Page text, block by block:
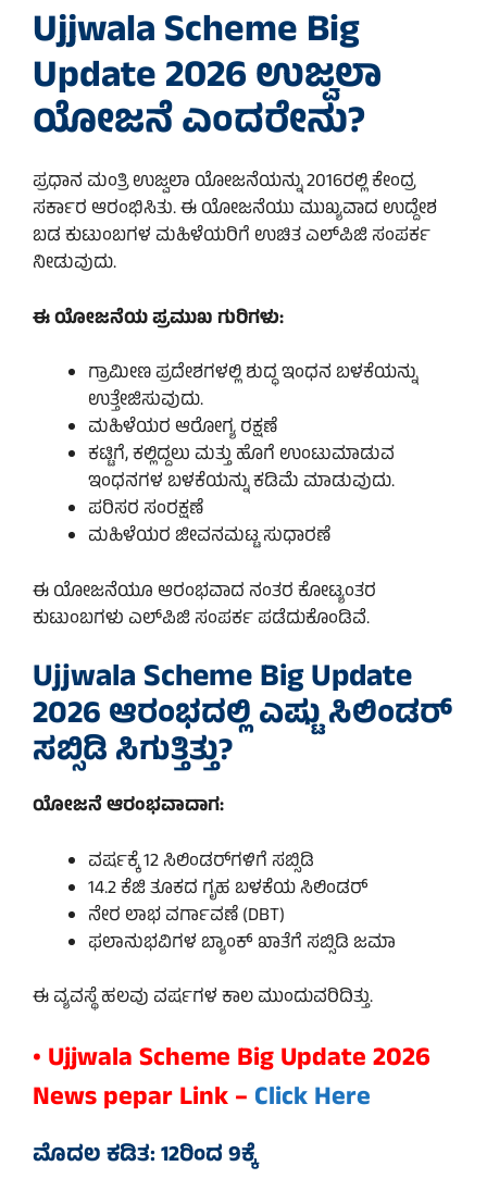
Ujjwala Scheme Big
Update 2026 ಉಜ್ವಲಾ
ಯೋಜನೆ ಎಂದರೇನು?
ಪ್ರಧಾನ ಮಂತ್ರಿ ಉಜ್ವಲಾ ಯೋಜನೆಯನ್ನು 2016ರಲ್ಲಿ ಕೇಂದ್ರ
ಸರ್ಕಾರ ಆರಂಭಿಸಿತು. ಈ ಯೋಜನೆಯು ಮುಖ್ಯವಾದ ಉದ್ದೇಶ
ಬಡ ಕುಟುಂಬಗಳ ಮಹಿಳೆಯರಿಗೆ ಉಚಿತ ಎಲ್‌ಪಿಜಿ ಸಂಪರ್ಕ
ನೀಡುವುದು.
ಈ ಯೋಜನೆಯ ಪ್ರಮುಖ ಗುರಿಗಳು:
ಗ್ರಾಮೀಣ ಪ್ರದೇಶಗಳಲ್ಲಿ ಶುದ್ಧ ಇಂಧನ ಬಳಕೆಯನ್ನು
ಉತ್ತೇಜಿಸುವುದು.
ಮಹಿಳೆಯರ ಆರೋಗ್ಯ ರಕ್ಷಣೆ
ಕಟ್ಟಿಗೆ, ಕಲ್ಲಿದ್ದಲು ಮತ್ತು ಹೊಗೆ ಉಂಟುಮಾಡುವ
ಇಂಧನಗಳ ಬಳಕೆಯನ್ನು ಕಡಿಮೆ ಮಾಡುವುದು.
ಪರಿಸರ ಸಂರಕ್ಷಣೆ
ಮಹಿಳೆಯರ ಜೀವನಮಟ್ಟ ಸುಧಾರಣೆ
ಈ ಯೋಜನೆಯೂ ಆರಂಭವಾದ ನಂತರ ಕೋಟ್ಯಂತರ
ಕುಟುಂಬಗಳು ಎಲ್‌ಪಿಜಿ ಸಂಪರ್ಕ ಪಡೆದುಕೊಂಡಿವೆ.
Ujjwala Scheme Big Update
2026 ಆರಂಭದಲ್ಲಿ ಎಷ್ಟು ಸಿಲಿಂಡರ್
ಸಬ್ಸಿಡಿ ಸಿಗುತ್ತಿತ್ತು?
ಯೋಜನೆ ಆರಂಭವಾದಾಗ:
ವರ್ಷಕ್ಕೆ 12 ಸಿಲಿಂಡರ್‌ಗಳಿಗೆ ಸಬ್ಸಿಡಿ
14.2 ಕೆಜಿ ತೂಕದ ಗೃಹ ಬಳಕೆಯ ಸಿಲಿಂಡರ್
ನೇರ ಲಾಭ ವರ್ಗಾವಣೆ (DBT)
ಫಲಾನುಭವಿಗಳ ಬ್ಯಾಂಕ್ ಖಾತೆಗೆ ಸಬ್ಸಿಡಿ ಜಮಾ
ಈ ವ್ಯವಸ್ಥೆ ಹಲವು ವರ್ಷಗಳ ಕಾಲ ಮುಂದುವರಿದಿತ್ತು.
• Ujjwala Scheme Big Update 2026
News pepar Link – Click Here
ಮೊದಲ ಕಡಿತ: 12ರಿಂದ 9ಕ್ಕೆ